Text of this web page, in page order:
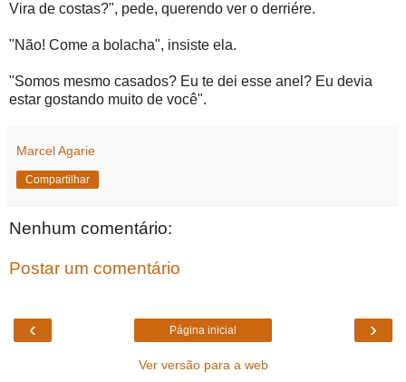
Vira de costas?", pede, querendo ver o derriére.
"Não! Come a bolacha", insiste ela.
"Somos mesmo casados? Eu te dei esse anel? Eu devia
estar gostando muito de você".
Marcel Agarie
Compartilhar
Nenhum comentário:
Postar um comentário
‹ ›
Página inicial
Ver versão para a web